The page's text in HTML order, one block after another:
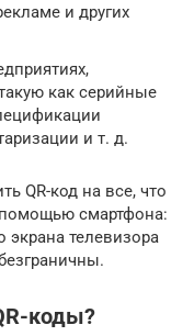
и других
​​как серийные
и т. д.
QR-код на все, что
смартфона:
экрана телевизора
коды?